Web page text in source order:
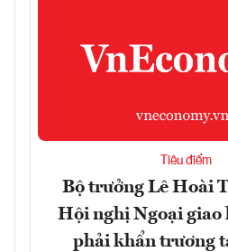
Tiêu điểm
Bộ trưởng Lê Hoài
Hội nghị Ngoại giao
phải khẩn trương